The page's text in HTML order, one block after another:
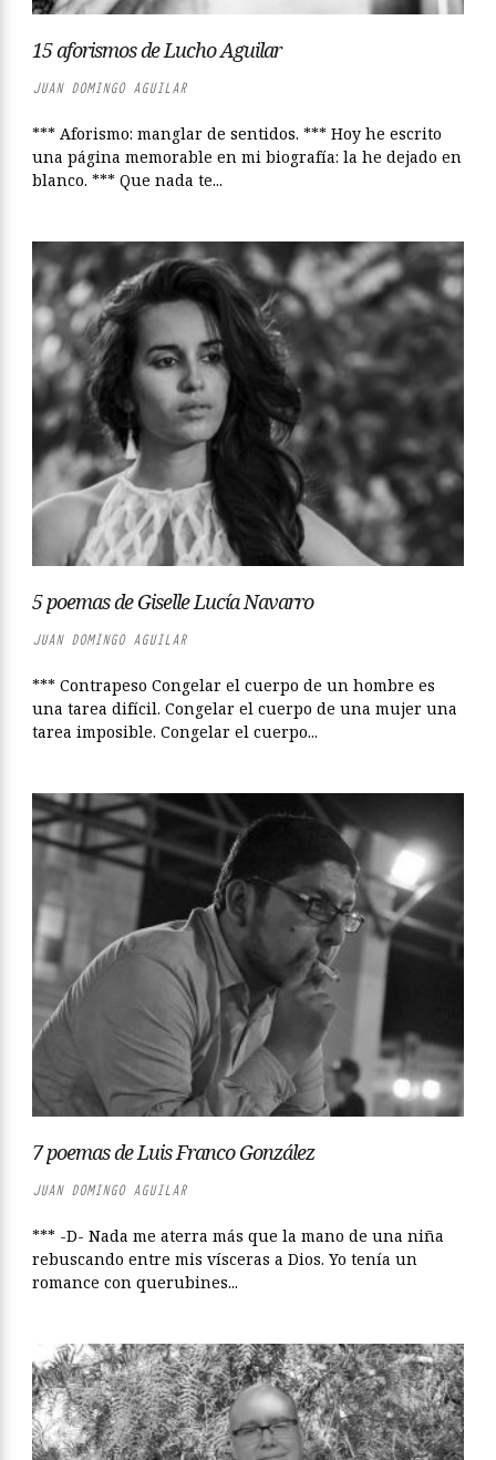
15 aforismos de Lucho Aguilar
JUAN DOMINGO AGUILAR
*** Aforismo: manglar de sentidos. *** Hoy he escrito
una página memorable en mi biografía: la he dejado en
blanco. *** Que nada te...
5 poemas de Giselle Lucía Navarro
JUAN DOMINGO AGUILAR
*** Contrapeso Congelar el cuerpo de un hombre es
una tarea difícil. Congelar el cuerpo de una mujer una
tarea imposible. Congelar el cuerpo...
7 poemas de Luis Franco González
JUAN DOMINGO AGUILAR
*** -D- Nada me aterra más que la mano de una niña
rebuscando entre mis vísceras a Dios. Yo tenía un
romance con querubines...